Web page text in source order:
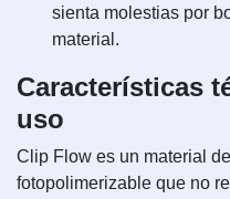
sienta molestias por
material.
Características
uso
Clip Flow es un material
fotopolimerizable que no